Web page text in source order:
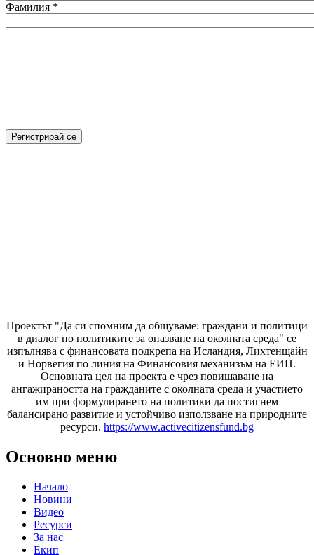
Фамилия *
Проектът "Да си спомним да общуваме: граждани и политици
в диалог по политиките за опазване на околната среда" се
изпълнява с финансовата подкрепа на Исландия, Лихтенщайн
и Норвегия по линия на Финансовия механизъм на ЕИП.
Основната цел на проекта е чрез повишаване на
ангажираността на гражданите с околната среда и участието
им при формулирането на политики да постигнем
балансирано развитие и устойчиво използване на природните
ресурси. https://www.activecitizensfund.bg
Основно меню
Начало
Новини
Видео
Ресурси
За нас
Екип